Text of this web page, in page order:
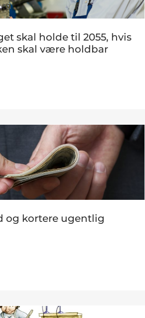
skal holde til 2055, hvis
skal være holdbar
og kortere ugentlig